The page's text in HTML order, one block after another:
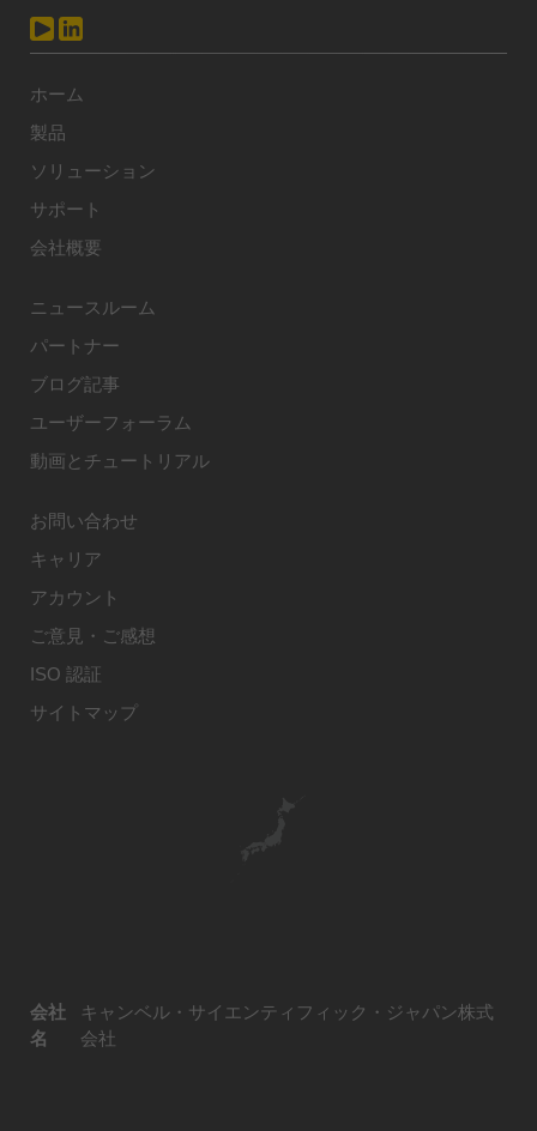
ホーム
製品
ソリューション
サポート
会社概要
ニュースルーム
パートナー
ブログ記事
ユーザーフォーラム
動画とチュートリアル
お問い合わせ
キャリア
アカウント
ご意見・ご感想
ISO 認証
サイトマップ
会社
名
キャンベル・サイエンティフィック・ジャパン株式
会社